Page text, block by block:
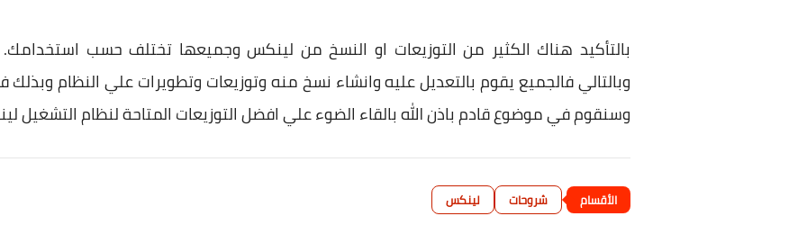
بالتأكيد هناك الكثير من التوزيعات او النسخ من لينكس وجميعها تختلف حسب
وبالتالي فالجميع يقوم بالتعديل عليه وانشاء نسخ منه وتوزيعات وتطويرات علي النظام وبذلك
وسنقوم في موضوع قادم باذن الله بالقاء الضوء علي افضل التوزيعات المتاحة لنظام التشغيل
شروحات لينكس